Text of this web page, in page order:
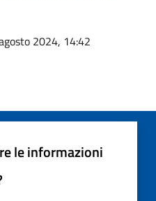
2024, 14:42
le informazioni